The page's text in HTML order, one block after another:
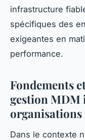
infrastructure
spécifiques des
exigeantes en
performance.
Fondements
gestion
organisations
Dans le contexte